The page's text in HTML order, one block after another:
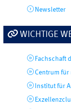
Newsletter
WICHTIGE
Fachschaft
Centrum
Institut für